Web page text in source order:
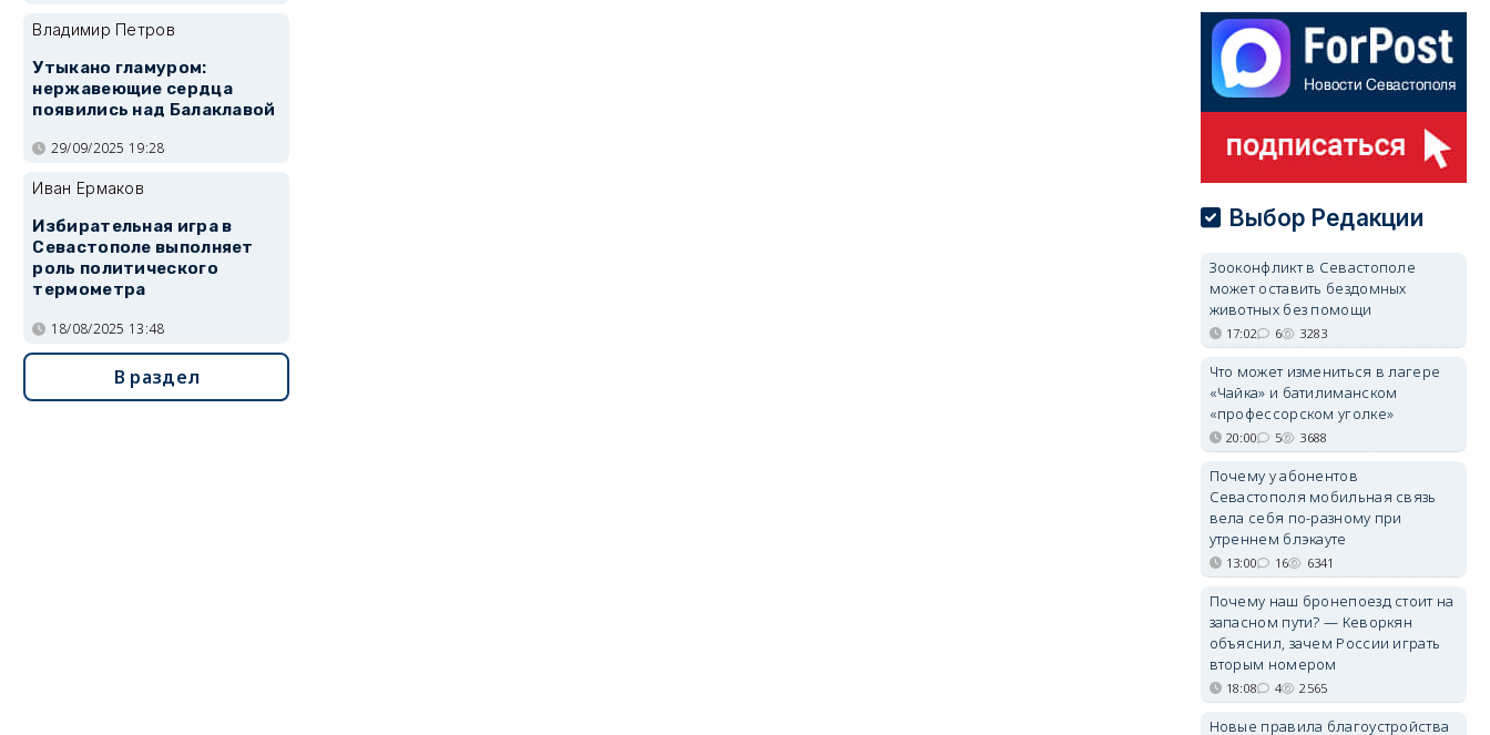
Владимир Петров
Утыкано гламуром:
нержавеющие сердца
появились над Балаклавой
29/09/2025 19:28
Иван Ермаков
Избирательная игра в
Севастополе выполняет
роль политического
термометра
18/08/2025 13:48
В раздел
Выбор Редакции
Зооконфликт в Севастополе
может оставить бездомных
животных без помощи
17:02 6 3283
Что может измениться в лагере
«Чайка» и батилиманском
«профессорском уголке»
20:00 5 3688
Почему у абонентов
Севастополя мобильная связь
вела себя по-разному при
утреннем блэкауте
13:00 16 6341
Почему наш бронепоезд стоит на
запасном пути? — Кеворкян
объяснил, зачем России играть
вторым номером
18:08 4 2565
Новые правила благоустройства